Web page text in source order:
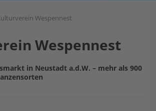
Wespennest
Wespennest
in Neustadt a.d.W. – mehr als 900